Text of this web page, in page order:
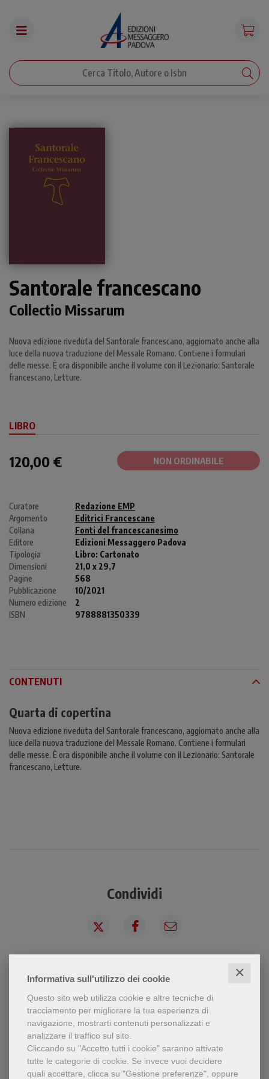
Informativa sull'utilizzo dei cookie ✕
Questo sito web utilizza cookie e altre tecniche di
tracciamento per migliorare la tua esperienza di
navigazione, mostrarti contenuti personalizzati e
analizzare il traffico sul sito.
Cliccando su "Accetto tutti i cookie" saranno attivate
tutte le categorie di cookie. Se invece vuoi decidere
quali accettare, clicca su "Gestione preferenze", oppure
Santorale francescano
Collectio Missarum
Nuova edizione riveduta del Santorale francescano, aggiornato anche alla
luce della nuova traduzione del Messale Romano. Contiene i formulari
delle messe. È ora disponibile anche il volume con il Lezionario: Santorale
francescano, Letture.
LIBRO
120,00 € NON ORDINABILE
Curatore
Redazione EMP
Argomento
Editrici Francescane
Collana
Fonti del francescanesimo
Editore
Edizioni Messaggero Padova
Tipologia
Libro: Cartonato
Dimensioni
21,0 x 29,7
Pagine
568
Pubblicazione
10/2021
Numero edizione
2
ISBN
9788881350339
CONTENUTI
Quarta di copertina
Nuova edizione riveduta del Santorale francescano, aggiornato anche alla
luce della nuova traduzione del Messale Romano. Contiene i formulari
delle messe. È ora disponibile anche il volume con il Lezionario: Santorale
francescano, Letture.
Condividi
Chi ha visto questo prodotto
ha visto anche...